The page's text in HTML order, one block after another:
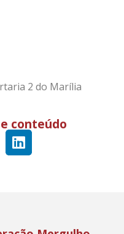
2 do Marília
conteúdo